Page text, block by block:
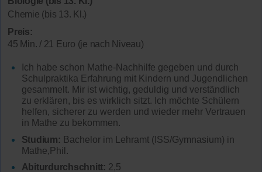
Chemie (bis 13. Kl.)
Preis:
45 Min. / 21 Euro (je nach Niveau)
Ich habe schon Mathe-Nachhilfe gegeben und durch
Schulpraktika Erfahrung mit Kindern und Jugendlichen
gesammelt. Mir ist wichtig, geduldig und verständlich
zu erklären, bis es wirklich sitzt. Ich möchte Schülern
helfen, sicherer zu werden und wieder mehr Vertrauen
in Mathe zu bekommen.
Studium: Bachelor im Lehramt (ISS/Gymnasium) in
Mathe,Phil.
Abiturdurchschnitt: 2,5